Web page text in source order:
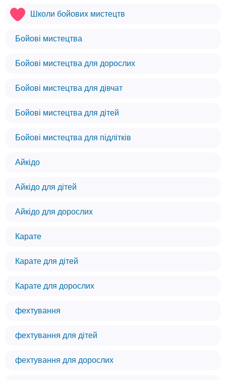
Школи бойових мистецтв
Бойові мистецтва
Бойові мистецтва для дорослих
Бойові мистецтва для дівчат
Бойові мистецтва для дітей
Бойові мистецтва для підлітків
Айкідо
Айкідо для дітей
Айкідо для дорослих
Карате
Карате для дітей
Карате для дорослих
фехтування
фехтування для дітей
фехтування для дорослих